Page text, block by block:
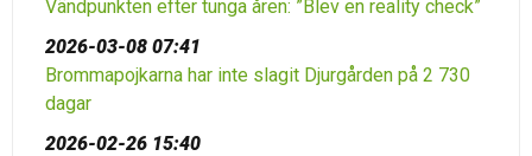
Vändpunkten efter tunga åren: ”Blev en reality check”
2026-03-08 07:41
Brommapojkarna har inte slagit Djurgården på 2 730
dagar
2026-02-26 15:40